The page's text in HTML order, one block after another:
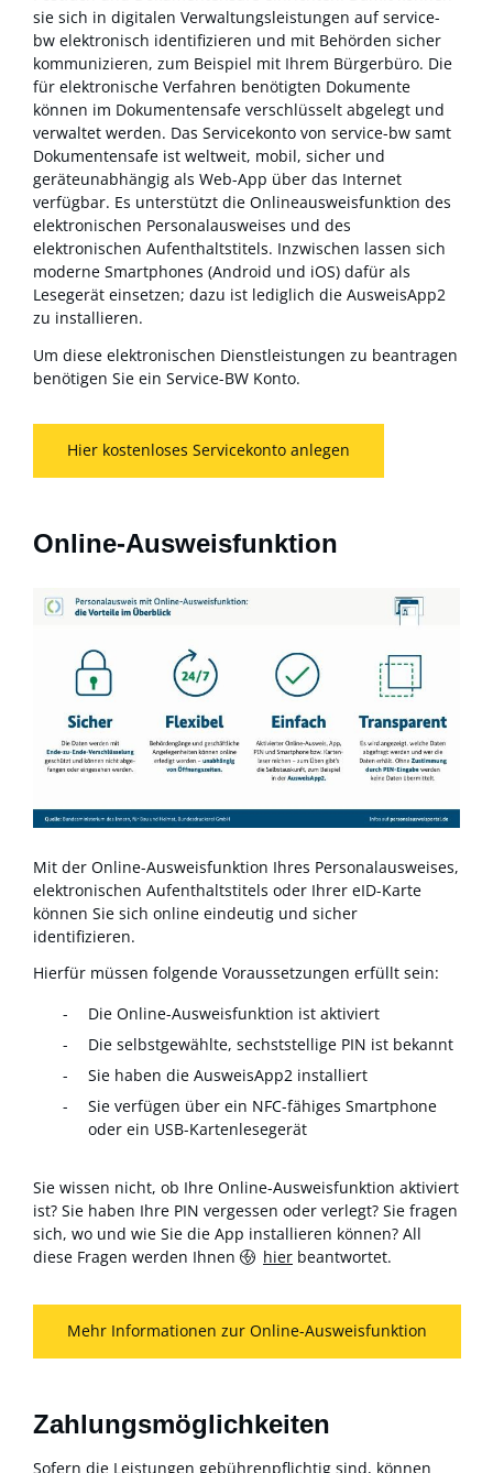
sie sich in digitalen Verwaltungsleistungen auf service-
bw elektronisch identifizieren und mit Behörden sicher
kommunizieren, zum Beispiel mit Ihrem Bürgerbüro. Die
für elektronische Verfahren benötigten Dokumente
können im Dokumentensafe verschlüsselt abgelegt und
verwaltet werden. Das Servicekonto von service-bw samt
Dokumentensafe ist weltweit, mobil, sicher und
geräteunabhängig als Web-App über das Internet
verfügbar. Es unterstützt die Onlineausweisfunktion des
elektronischen Personalausweises und des
elektronischen Aufenthaltstitels. Inzwischen lassen sich
moderne Smartphones (Android und iOS) dafür als
Lesegerät einsetzen; dazu ist lediglich die AusweisApp2
zu installieren.
Um diese elektronischen Dienstleistungen zu beantragen
benötigen Sie ein Service-BW Konto.
Hier kostenloses Servicekonto anlegen
Online-Ausweisfunktion
Mit der Online-Ausweisfunktion Ihres Personalausweises,
elektronischen Aufenthaltstitels oder Ihrer eID-Karte
können Sie sich online eindeutig und sicher
identifizieren.
Hierfür müssen folgende Voraussetzungen erfüllt sein:
Die Online-Ausweisfunktion ist aktiviert
Die selbstgewählte, sechststellige PIN ist bekannt
Sie haben die AusweisApp2 installiert
Sie verfügen über ein NFC-fähiges Smartphone
oder ein USB-Kartenlesegerät
Sie wissen nicht, ob Ihre Online-Ausweisfunktion aktiviert
ist? Sie haben Ihre PIN vergessen oder verlegt? Sie fragen
sich, wo und wie Sie die App installieren können? All
diese Fragen werden Ihnen
hier beantwortet.
Mehr Informationen zur Online-Ausweisfunktion
Zahlungsmöglichkeiten
Sofern die Leistungen gebührenpflichtig sind, können